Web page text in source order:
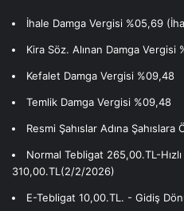
İhale Damga Vergisi %05,69
Kira Söz. Alınan Damga Vergisi
Kefalet Damga Vergisi %09,48
Temlik Damga Vergisi %09,48
Resmi Şahıslar Adına Şahıslara
Normal Tebligat 265,00.TL-
310,00.TL(2/2/2026)
E-Tebligat 10,00.TL. - Gidiş